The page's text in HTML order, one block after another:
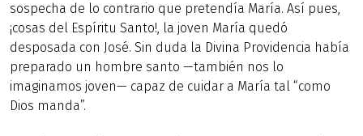
sospecha de lo contrario que pretendía María. Así pues,
¡cosas del Espíritu Santo!, la joven María quedó
desposada con José. Sin duda la Divina Providencia había
preparado un hombre santo —también nos lo
imaginamos joven— capaz de cuidar a María tal “como
Dios manda”.